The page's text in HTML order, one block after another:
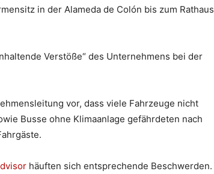
in der Alameda de Colón bis zum Rathaus
Verstöße“ des Unternehmens bei der
vor, dass viele Fahrzeuge nicht
Busse ohne Klimaanlage gefährdeten nach
häuften sich entsprechende Beschwerden.